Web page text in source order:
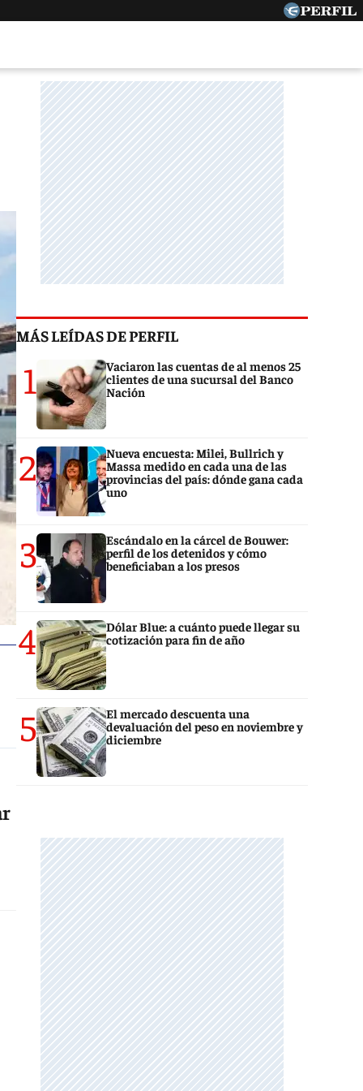
MÁS LEÍDAS DE PERFIL
1
Vaciaron las cuentas de al menos 25
clientes de una sucursal del Banco
Nación
2
Nueva encuesta: Milei, Bullrich y
Massa medido en cada una de las
provincias del país: dónde gana cada
uno
3
Escándalo en la cárcel de Bouwer:
perfil de los detenidos y cómo
beneficiaban a los presos
4
Dólar Blue: a cuánto puede llegar su
cotización para fin de año
5
El mercado descuenta una
devaluación del peso en noviembre y
diciembre